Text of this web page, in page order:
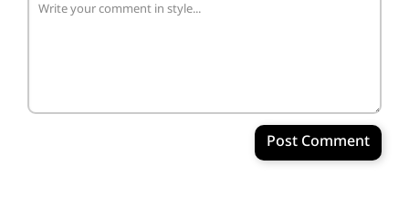
Post Comment